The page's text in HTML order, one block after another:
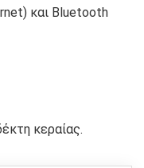
και Bluetooth
κεραίας.